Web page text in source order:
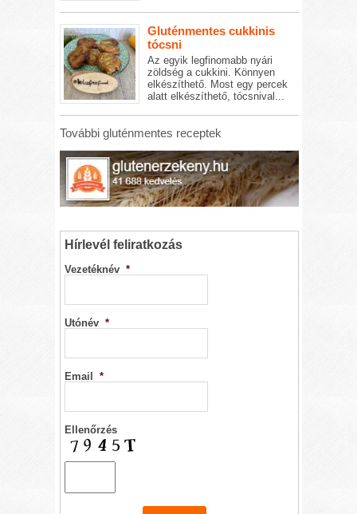
Gluténmentes cukkinis
tócsni
Az egyik legfinomabb nyári
zöldség a cukkini. Könnyen
elkészíthető. Most egy percek
alatt elkészíthető, tócsnival...
További gluténmentes receptek
Hírlevél feliratkozás
Vezetéknév *
Utónév *
Email *
Ellenőrzés